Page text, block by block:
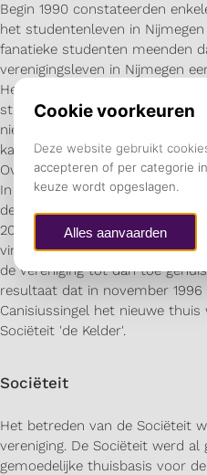
Begin 1990 constateerden
het studentenleven in
fanatieke studenten meenden
verenigingsleven in Nijmegen
Het idee ontstond om een
nieuwe, unieke, vernieuwende,
karakter van de vereniging aan
Ovum Novum bedacht. De
In enkele jaren tijd groeide
de grotere
200 leden werd het tijd om een
vinden ter vervanging van de
de vereniging tot dan toe
resultaat dat in november
Canisiussingel het nieuwe
Sociëteit 'de Kelder'.
Sociëteit
Het betreden van de Sociëteit
vereniging. De Sociëteit werd al
gemoedelijke thuisbasis voor